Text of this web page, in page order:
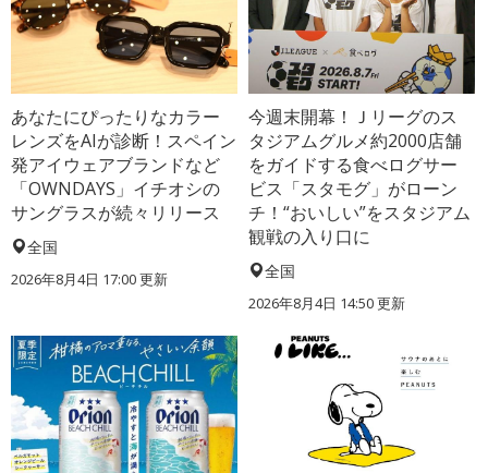
あなたにぴったりなカラー
レンズをAIが診断！スペイン
発アイウェアブランドなど
「OWNDAYS」イチオシの
サングラスが続々リリース
全国
2026年8月4日 17:00更新
今週末開幕！Ｊリーグのス
タジアムグルメ約2000店舗
をガイドする食べログサー
ビス「スタモグ」がローン
チ！“おいしい”をスタジアム
観戦の入り口に
全国
2026年8月4日 14:50更新